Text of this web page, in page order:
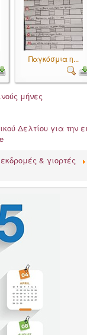
Παγκόσμια η...
μήνες
Δελτίου για
& γιορτές